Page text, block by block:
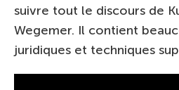
suivre tout le discours de
Wegemer. Il contient
juridiques et techniques